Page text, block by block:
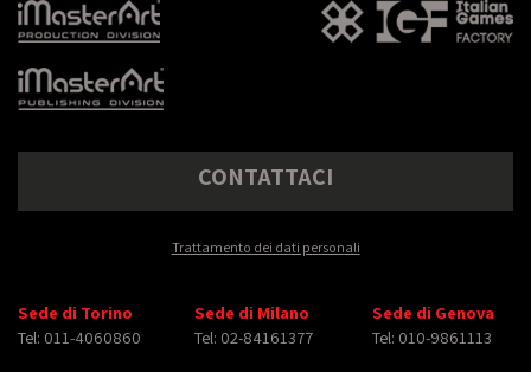
CONTATTACI
Trattamento dei dati personali
Sede di Torino
Tel: 011-4060860
Sede di Milano
Tel: 02-84161377
Sede di Genova
Tel: 010-9861113